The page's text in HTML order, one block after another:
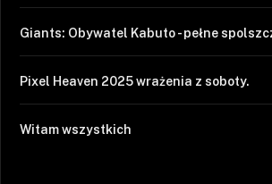
Giants: Obywatel Kabuto - pełne
Pixel Heaven 2025 wrażenia z soboty.
Witam wszystkich